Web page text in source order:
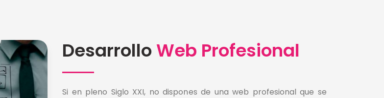
Desarrollo Web Profesional
Si en pleno Siglo XXI, no dispones de una web profesional que se